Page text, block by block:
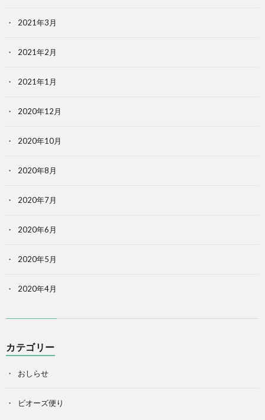
2021年3月
2021年2月
2021年1月
2020年12月
2020年10月
2020年8月
2020年7月
2020年6月
2020年5月
2020年4月
カテゴリー
おしらせ
ビオーズ便り